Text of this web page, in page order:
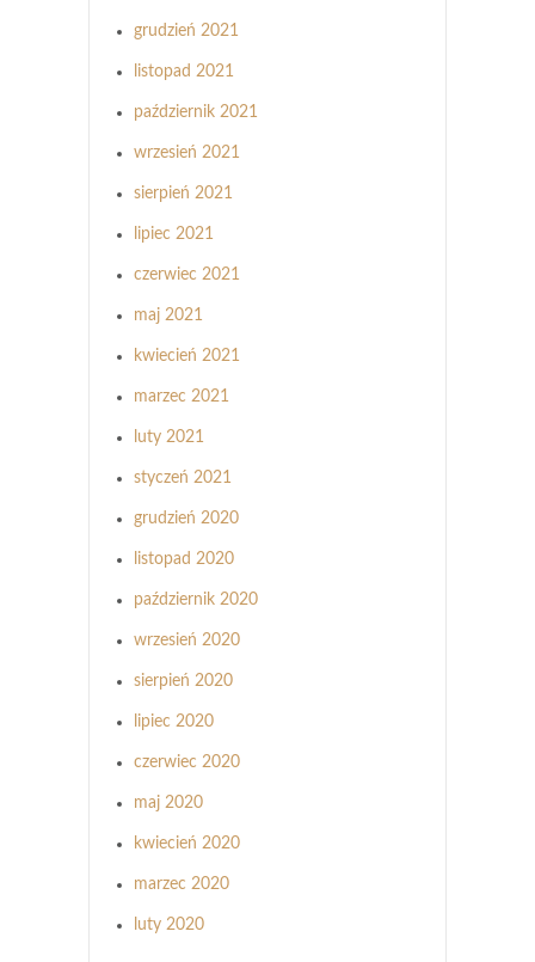
grudzień 2021
listopad 2021
październik 2021
wrzesień 2021
sierpień 2021
lipiec 2021
czerwiec 2021
maj 2021
kwiecień 2021
marzec 2021
luty 2021
styczeń 2021
grudzień 2020
listopad 2020
październik 2020
wrzesień 2020
sierpień 2020
lipiec 2020
czerwiec 2020
maj 2020
kwiecień 2020
marzec 2020
luty 2020